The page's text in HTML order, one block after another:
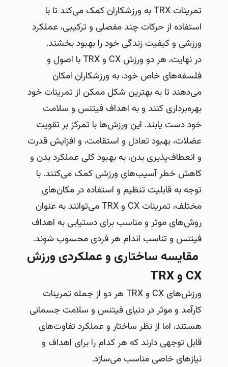
تمرینات TRX به ورزشکاران کمک می‌کند تا با
استفاده از حرکات چند مفصلی و ترکیبی، عملکرد
ورزشی و کیفیت زندگی خود را بهبود بخشند.
در نهایت، هر دو ورزش CX و TRX با اصول و
فلسفه‌های خاص خود، به ورزشکاران امکان
می‌دهند تا به بهترین شکل ممکن از تمرینات خود
بهره‌برداری کنند و به اهداف فیتنس و سلامت
خود دست یابند. این ورزش‌ها با تمرکز بر تقویت
عضلات، بهبود تعادل و استقامت، و افزایش قدرت
و انعطاف‌پذیری بدن، به بهبود کلی عملکرد بدن و
کاهش خطر آسیب‌های ورزشی کمک می‌کنند. با
توجه به قابلیت تنظیم و استفاده در مکان‌های
مختلف، تمرینات CX و TRX می‌توانند به عنوان
روش‌های موثر و مناسب برای دستیابی به اهداف
فیتنس و تناسب اندام هر فردی محسوب شوند.
مقایسه ساختاری و عملکردی ورزش
CX و TRX
ورزش‌های CX و TRX هر دو از جمله تمرینات
کارآمد و موثر در دنیای فیتنس و سلامت جسمانی
هستند، اما از نظر ساختار و عملکرد تفاوت‌های
قابل توجهی دارند که هر کدام را برای اهداف و
نیازهای خاصی مناسب می‌سازد.